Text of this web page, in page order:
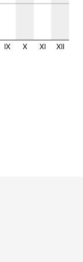
IX X XI XII